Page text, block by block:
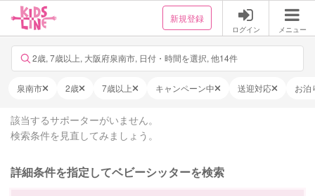
新規登録
ログイン メニュー
2歳, 7歳以上, 大阪府泉南市, 日付・時間を選択, 他14件
泉南市 2歳 7歳以上 キャンペーン中 送迎対応 お泊
該当するサポーターがいません。
検索条件を見直してみましょう。
詳細条件を指定してベビーシッターを検索